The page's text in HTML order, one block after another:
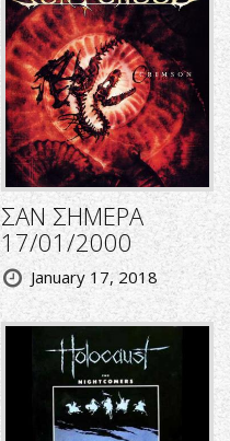
ΣΑΝ ΣΗΜΕΡΑ
17/01/2000
January 17, 2018